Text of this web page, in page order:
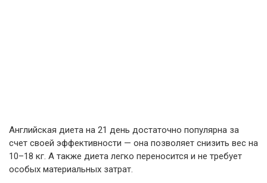
Английская диета на 21 день достаточно популярна за
счет своей эффективности — она позволяет снизить вес на
10–18 кг. А также диета легко переносится и не требует
особых материальных затрат.